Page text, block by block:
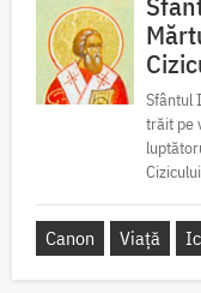
Sfântul
trăit pe
Canon Viață